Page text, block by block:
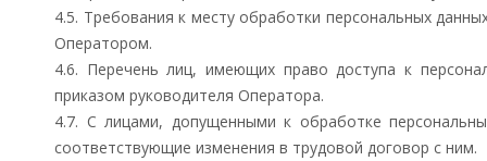
4.5. Требования к месту обработки персональных
Оператором.
4.6. Перечень лиц, имеющих право доступа к
приказом руководителя Оператора.
4.7. С лицами, допущенными к обработке
соответствующие изменения в трудовой договор с ним.